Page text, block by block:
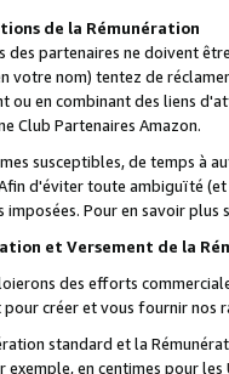
de la Rémunération
des partenaires ne doivent
votre nom) tentez de
ou en combinant des liens
Club Partenaires Amazon.
susceptibles, de temps à
d'éviter toute ambiguïté
imposées. Pour en savoir plus
et Versement de la
des efforts
pour créer et vous fournir nos
standard et la
exemple, en centimes pour